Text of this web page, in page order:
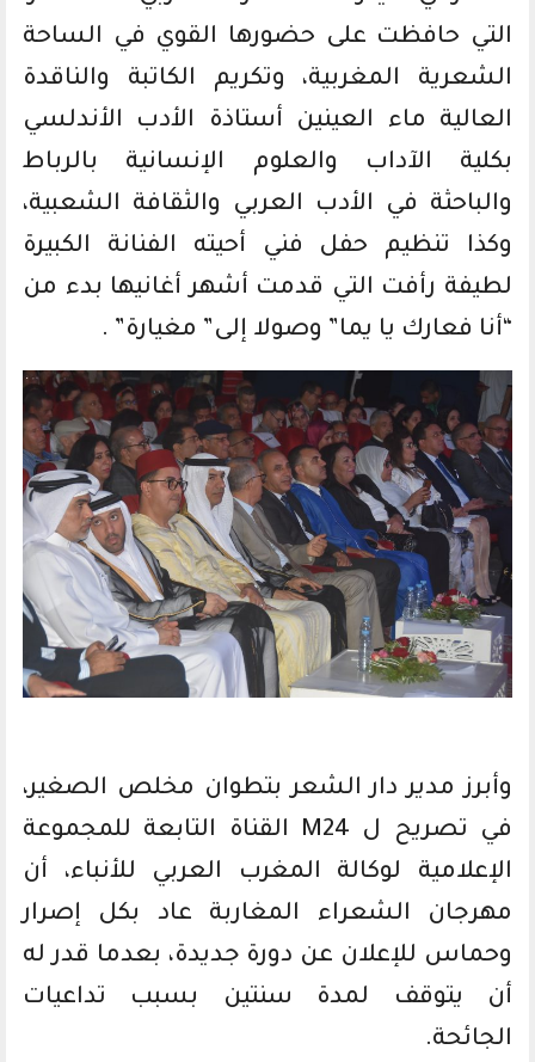
التي حافظت على حضورها القوي في الساحة
الشعرية المغربية، وتكريم الكاتبة والناقدة
العالية ماء العينين أستاذة الأدب الأندلسي
بكلية الآداب والعلوم الإنسانية بالرباط
والباحثة في الأدب العربي والثقافة الشعبية،
وكذا تنظيم حفل فني أحيته الفنانة الكبيرة
لطيفة رأفت التي قدمت أشهر أغانيها بدء من
“أنا فعارك يا يما” وصولا إلى” مغيارة” .
وأبرز مدير دار الشعر بتطوان مخلص الصغير،
في تصريح ل M24 القناة التابعة للمجموعة
الإعلامية لوكالة المغرب العربي للأنباء، أن
مهرجان الشعراء المغاربة عاد بكل إصرار
وحماس للإعلان عن دورة جديدة، بعدما قدر له
أن يتوقف لمدة سنتين بسبب تداعيات
الجائحة.